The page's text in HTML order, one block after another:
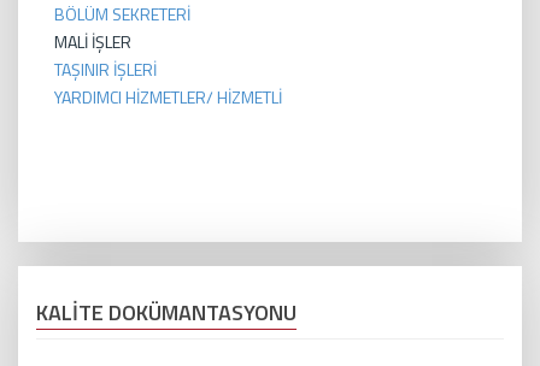
BÖLÜM SEKRETERİ
MALİ İŞLER
TAŞINIR İŞLERİ
YARDIMCI HİZMETLER/ HİZMETLİ
KALİTE DOKÜMANTASYONU